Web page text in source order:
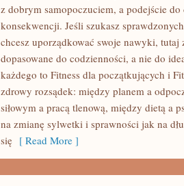
z dobrym samopoczuciem, a podejście
konsekwencji. Jeśli szukasz
chcesz uporządkować swoje nawyki, tutaj
dopasowane do codzienności, a nie do
każdego to Fitness dla początkujących i
zdrowy rozsądek: między planem a
siłowym a pracą tlenową, między dietą a
na zmianę sylwetki i sprawności jak na
się [ Read More ]